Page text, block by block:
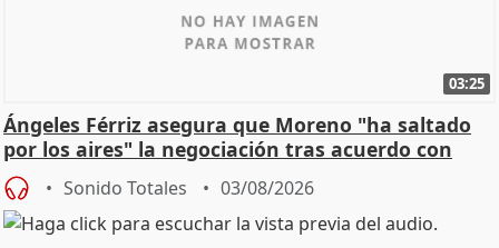
03:25
Ángeles Férriz asegura que Moreno "ha saltado
por los aires" la negociación tras acuerdo con
SMA
Sonido Totales 03/08/2026